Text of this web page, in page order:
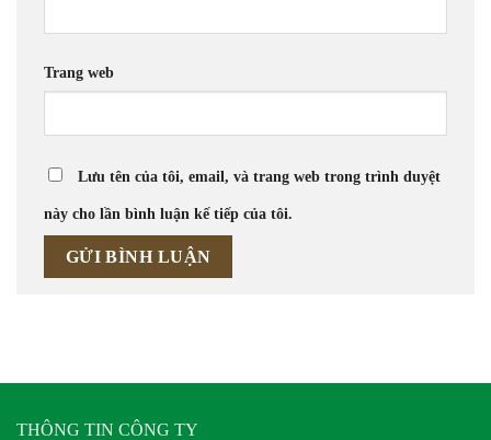
Trang web
Lưu tên của tôi, email, và trang web trong trình duyệt
này cho lần bình luận kế tiếp của tôi.
THÔNG TIN CÔNG TY